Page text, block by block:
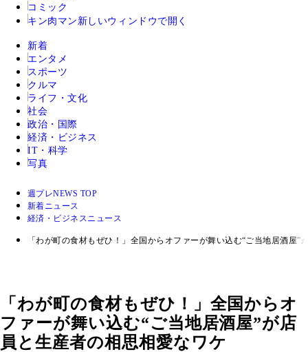
コミック
キン肉マン 新しいウィンドウで開く
新着
エンタメ
スポーツ
クルマ
ライフ・文化
社会
政治・国際
経済・ビジネス
IT・科学
写真
週プレNEWS TOP
新着ニュース
経済・ビジネスニュース
「わが町の食材もぜひ！」全国からオファーが舞い込む“ご当地居酒屋”
「わが町の食材もぜひ！」全国からオ
ファーが舞い込む“ご当地居酒屋”が店
員と生産者の相思相愛なワケ